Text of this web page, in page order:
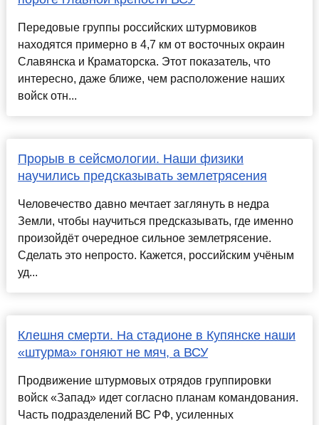
Передовые группы российских штурмовиков
находятся примерно в 4,7 км от восточных окраин
Славянска и Краматорска. Этот показатель, что
интересно, даже ближе, чем расположение наших
войск отн...
Прорыв в сейсмологии. Наши физики
научились предсказывать землетрясения
Человечество давно мечтает заглянуть в недра
Земли, чтобы научиться предсказывать, где именно
произойдёт очередное сильное землетрясение.
Сделать это непросто. Кажется, российским учёным
уд...
Клешня смерти. На стадионе в Купянске наши
«штурма» гоняют не мяч, а ВСУ
Продвижение штурмовых отрядов группировки
войск «Запад» идет согласно планам командования.
Часть подразделений ВС РФ, усиленных